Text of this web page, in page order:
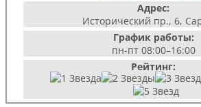
Адрес:
Исторический пр., 6,
График работы:
пн-пт 08:00–16:00
Рейтинг: